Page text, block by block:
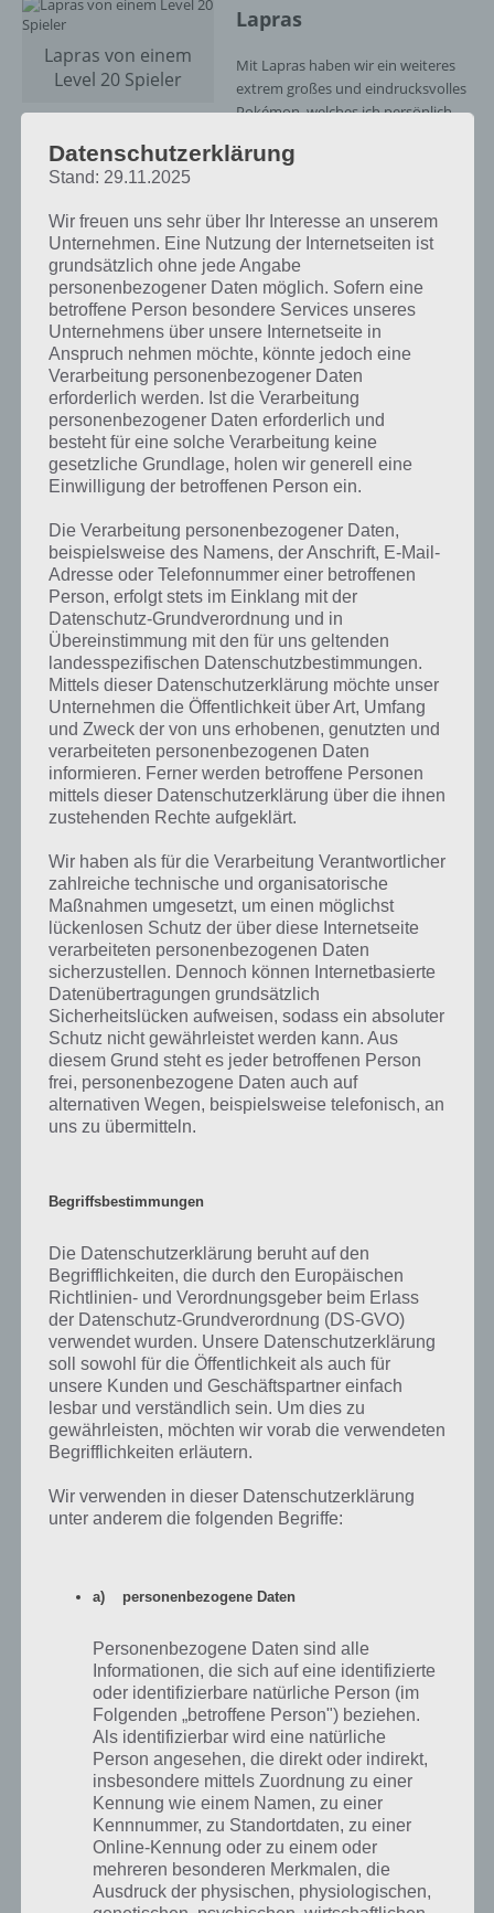
Lapras von einem
Level 20 Spieler
Lapras
Mit Lapras haben wir ein weiteres
extrem großes und eindrucksvolles
Pokémon, welches ich persönlich
es zwar noch nie gesehen, aber es existiert definitiv und zählt zu
einem der begehrtesten Pokémon in Pokemon Go. Die Kampfstärke
lassen.
Unsere Wertung:Extrem starkundsehr selten!
Dragoran mit starkem
Kampfwert
Dragoran
Auch Dragoran dürfte den meisten
Pokémon-Fans als eines der
seltensten und stärksten Pokémon
in Erinnerung geblieben sein – und das ist auch in Pokemon Go nicht
anders. Der lieblich aussehende orangene Drache schlüpft nach
aktuellen Informationen wohl nicht aus Eiern, wurde aber des
Öfteren in freier Wildbahn aufgefunden.
Unsere Wertung:Extrem starkundextrem selten
Garados mit
“mittlerer” Stärke
Garados
Die Entwicklung des wohl
schwächsten Pokémon im
Universum (Karpador) ist ebenfalls
nicht zu verachten. In Eiern wurde er wohl noch nicht gefunden,
wohl aber in freier Wildbahn und natürlich durch die Entwicklung
von Karpador. Kleiner Negativpunkt: Du brauchst gleich 400
fangen!
Unsere Wertung: Extrem starkundsehr selten!
Aquana / Blitza / Flamara
Die Entwicklungsstufen von Evoli sind zwar nicht wirklich selten, sind
aber dafür extrem stark und besonders für Anfänger eine gute
dann durchaus mehr als 1000 WP erreichen bei der Entwicklung. Da
nicht besonders selten ist eine gute Möglichkeit um seine eigene
Kollektion zu verstärken!
Unsere Wertung:starkundnicht selten
Natürlich gibt es noch viele weitere starke und seltene Pokémon –
als Beispiele kann man hier Aerdactyl, Onix, Quappo, Arkani,
Machomei und viele mehr nennen. Selbige scheinen jedoch zu
großen Teilen von Gebiet zu Gebiet unterschiedlich häufig
vorzukommen, weshalb es schwer ist, die genaue Seltenheit
einzuschätzen. Wie oben schon beschrieben: was stark und
besonders wirkt, ist es meistens auch! Das gilt natürlich auch für die
meisten finalen Entwicklungen. Aktuell besitze ich z.B. ein
einfach noch zu wenige Daten und Erfahrungsberichte.
Gibt es legendäre Pokémon in Pokemon Go?
Aktuell sind nur Pokémon der 1. Generation in Pokemon Go
integriert – jedoch wurden wederMewtwo nochArktos, Zapdos
Lavadosbisher gesichtet. Es ist also anzunehmen, dass es
aktuell keines der legendären Pokémon im Spiel gibt!
Gerüchte und Vermutungen besagen, dass die 3 legendären
Vögel für die verschiedenen Teams exklusiv ins Spiel kommen
werden. Das bedeutet:
Datenschutzerklärung
Stand: 29.11.2025
Wir freuen uns sehr über Ihr Interesse an unserem
Unternehmen. Eine Nutzung der Internetseiten ist
grundsätzlich ohne jede Angabe
personenbezogener Daten möglich. Sofern eine
betroffene Person besondere Services unseres
Unternehmens über unsere Internetseite in
Anspruch nehmen möchte, könnte jedoch eine
Verarbeitung personenbezogener Daten
erforderlich werden. Ist die Verarbeitung
personenbezogener Daten erforderlich und
besteht für eine solche Verarbeitung keine
gesetzliche Grundlage, holen wir generell eine
Einwilligung der betroffenen Person ein.
Die Verarbeitung personenbezogener Daten,
beispielsweise des Namens, der Anschrift, E-Mail-
Adresse oder Telefonnummer einer betroffenen
Person, erfolgt stets im Einklang mit der
Datenschutz-Grundverordnung und in
Übereinstimmung mit den für uns geltenden
landesspezifischen Datenschutzbestimmungen.
Mittels dieser Datenschutzerklärung möchte unser
Unternehmen die Öffentlichkeit über Art, Umfang
und Zweck der von uns erhobenen, genutzten und
verarbeiteten personenbezogenen Daten
informieren. Ferner werden betroffene Personen
mittels dieser Datenschutzerklärung über die ihnen
zustehenden Rechte aufgeklärt.
Wir haben als für die Verarbeitung Verantwortlicher
zahlreiche technische und organisatorische
Maßnahmen umgesetzt, um einen möglichst
lückenlosen Schutz der über diese Internetseite
verarbeiteten personenbezogenen Daten
sicherzustellen. Dennoch können Internetbasierte
Datenübertragungen grundsätzlich
Sicherheitslücken aufweisen, sodass ein absoluter
Schutz nicht gewährleistet werden kann. Aus
diesem Grund steht es jeder betroffenen Person
frei, personenbezogene Daten auch auf
alternativen Wegen, beispielsweise telefonisch, an
uns zu übermitteln.
Begriffsbestimmungen
Die Datenschutzerklärung beruht auf den
Begrifflichkeiten, die durch den Europäischen
Richtlinien- und Verordnungsgeber beim Erlass
der Datenschutz-Grundverordnung (DS-GVO)
verwendet wurden. Unsere Datenschutzerklärung
soll sowohl für die Öffentlichkeit als auch für
unsere Kunden und Geschäftspartner einfach
lesbar und verständlich sein. Um dies zu
gewährleisten, möchten wir vorab die verwendeten
Begrifflichkeiten erläutern.
Wir verwenden in dieser Datenschutzerklärung
unter anderem die folgenden Begriffe:
a) personenbezogene Daten
Personenbezogene Daten sind alle
Informationen, die sich auf eine identifizierte
oder identifizierbare natürliche Person (im
Folgenden „betroffene Person") beziehen.
Als identifizierbar wird eine natürliche
Person angesehen, die direkt oder indirekt,
insbesondere mittels Zuordnung zu einer
Kennung wie einem Namen, zu einer
Kennnummer, zu Standortdaten, zu einer
Online-Kennung oder zu einem oder
mehreren besonderen Merkmalen, die
Ausdruck der physischen, physiologischen,